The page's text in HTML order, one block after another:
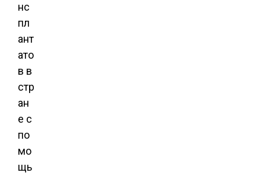
нс
пл
ант
ато
в в
стр
ан
е с
по
мо
щь